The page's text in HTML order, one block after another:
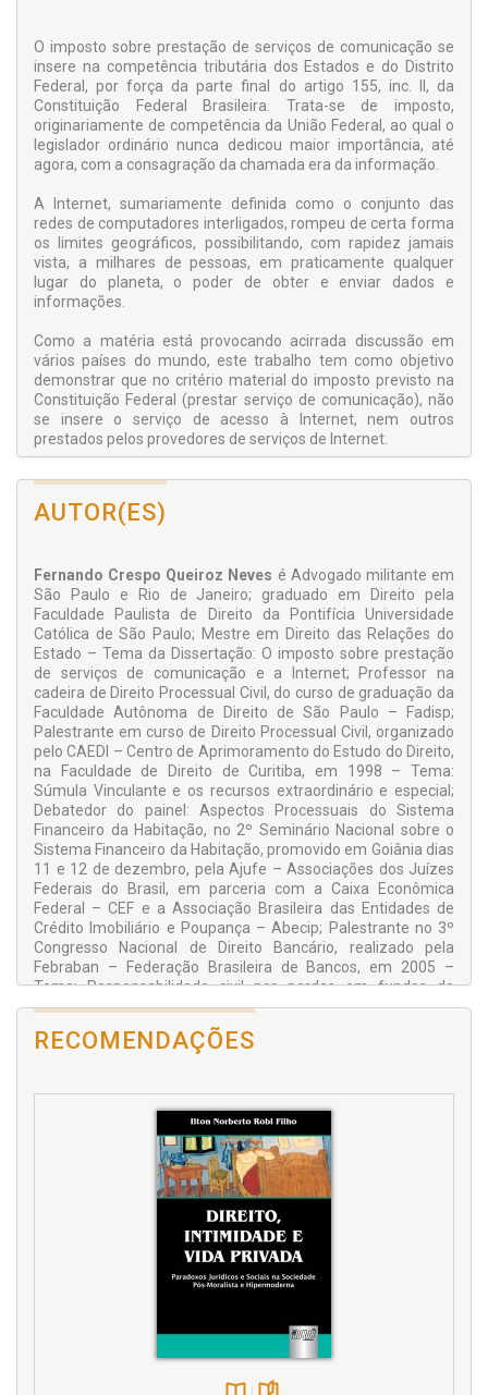
O imposto sobre prestação de serviços de comunicação se
insere na competência tributária dos Estados e do Distrito
Federal, por força da parte final do artigo 155, inc. II, da
Constituição Federal Brasileira. Trata-se de imposto,
originariamente de competência da União Federal, ao qual o
legislador ordinário nunca dedicou maior importância, até
agora, com a consagração da chamada era da informação.
A Internet, sumariamente definida como o conjunto das
redes de computadores interligados, rompeu de certa forma
os limites geográficos, possibilitando, com rapidez jamais
vista, a milhares de pessoas, em praticamente qualquer
lugar do planeta, o poder de obter e enviar dados e
informações.
Como a matéria está provocando acirrada discussão em
vários países do mundo, este trabalho tem como objetivo
demonstrar que no critério material do imposto previsto na
Constituição Federal (prestar serviço de comunicação), não
se insere o serviço de acesso à Internet, nem outros
prestados pelos provedores de serviços de Internet.
AUTOR(ES)
Fernando Crespo Queiroz Neves é Advogado militante em
São Paulo e Rio de Janeiro; graduado em Direito pela
Faculdade Paulista de Direito da Pontifícia Universidade
Católica de São Paulo; Mestre em Direito das Relações do
Estado – Tema da Dissertação: O imposto sobre prestação
de serviços de comunicação e a Internet; Professor na
cadeira de Direito Processual Civil, do curso de graduação da
Faculdade Autônoma de Direito de São Paulo – Fadisp;
Palestrante em curso de Direito Processual Civil, organizado
pelo CAEDI – Centro de Aprimoramento do Estudo do Direito,
na Faculdade de Direito de Curitiba, em 1998 – Tema:
Súmula Vinculante e os recursos extraordinário e especial;
Debatedor do painel: Aspectos Processuais do Sistema
Financeiro da Habitação, no 2º Seminário Nacional sobre o
Sistema Financeiro da Habitação, promovido em Goiânia dias
11 e 12 de dezembro, pela Ajufe – Associações dos Juízes
Federais do Brasil, em parceria com a Caixa Econômica
Federal – CEF e a Associação Brasileira das Entidades de
Crédito Imobiliário e Poupança – Abecip; Palestrante no 3º
Congresso Nacional de Direito Bancário, realizado pela
Febraban – Federação Brasileira de Bancos, em 2005 –
Tema: Responsabilidade civil por perdas em fundos de
investimento. Tem diversos trabalhos publicados.
RECOMENDAÇÕES